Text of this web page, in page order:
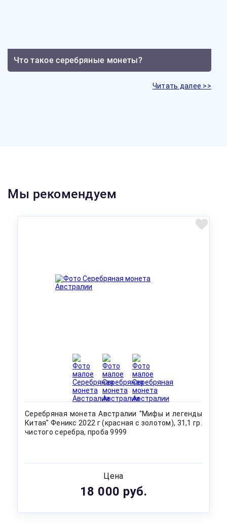
Что такое серебряные монеты?
Читать далее >>
Мы рекомендуем
Серебряная монета Австралии "Мифы и легенды
Китая" Феникс 2022 г (красная с золотом), 31,1 гр.
чистого серебра, проба 9999
Цена
18 000 руб.